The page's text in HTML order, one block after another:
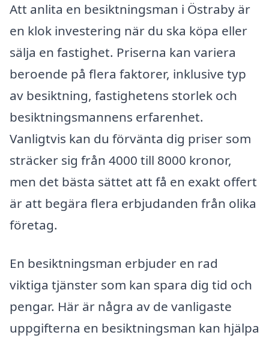
Att anlita en besiktningsman i Östraby är
en klok investering när du ska köpa eller
sälja en fastighet. Priserna kan variera
beroende på flera faktorer, inklusive typ
av besiktning, fastighetens storlek och
besiktningsmannens erfarenhet.
Vanligtvis kan du förvänta dig priser som
sträcker sig från 4000 till 8000 kronor,
men det bästa sättet att få en exakt offert
är att begära flera erbjudanden från olika
företag.
En besiktningsman erbjuder en rad
viktiga tjänster som kan spara dig tid och
pengar. Här är några av de vanligaste
uppgifterna en besiktningsman kan hjälpa